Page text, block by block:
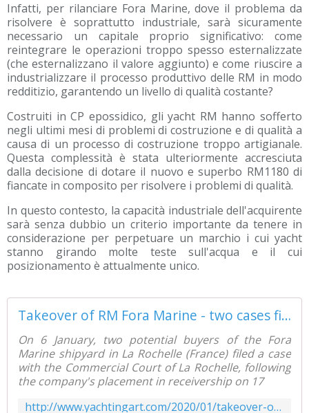
Infatti, per rilanciare Fora Marine, dove il problema da
risolvere è soprattutto industriale, sarà sicuramente
necessario un capitale proprio significativo: come
reintegrare le operazioni troppo spesso esternalizzate
(che esternalizzano il valore aggiunto) e come riuscire a
industrializzare il processo produttivo delle RM in modo
redditizio, garantendo un livello di qualità costante?
Costruiti in CP epossidico, gli yacht RM hanno sofferto
negli ultimi mesi di problemi di costruzione e di qualità a
causa di un processo di costruzione troppo artigianale.
Questa complessità è stata ulteriormente accresciuta
dalla decisione di dotare il nuovo e superbo RM1180 di
fiancate in composito per risolvere i problemi di qualità.
In questo contesto, la capacità industriale dell'acquirente
sarà senza dubbio un criterio importante da tenere in
considerazione per perpetuare un marchio i cui yacht
stanno girando molte teste sull'acqua e il cui
posizionamento è attualmente unico.
Takeover of RM Fora Marine - two cases filed in court, for what future? - Yachting Art Magazine
On 6 January, two potential buyers of the Fora
Marine shipyard in La Rochelle (France) filed a case
with the Commercial Court of La Rochelle, following
the company's placement in receivership on 17
http://www.yachtingart.com/2020/01/takeover-of-rm-fora-marine-two-cases-filed-in-court-for-what-future.html